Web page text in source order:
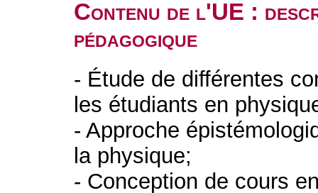
Contenu de l'UE :
pédagogique
- Étude de différentes
les étudiants en
- Approche
la physique;
- Conception de cours